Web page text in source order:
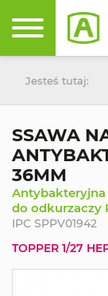
Jesteś tutaj:
SSAWA
36MM
Antybakteryjna
do odkurzaczy
IPC SPPV01942
TOPPER 1/27